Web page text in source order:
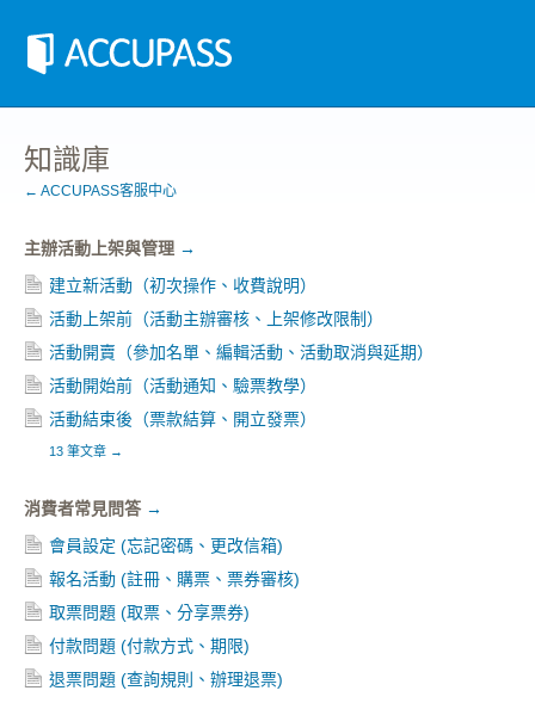
知識庫
← ACCUPASS客服中心
主辦活動上架與管理 →
建立新活動（初次操作、收費說明）
活動上架前（活動主辦審核、上架修改限制）
活動開賣（參加名單、編輯活動、活動取消與延期）
活動開始前（活動通知、驗票教學）
活動結束後（票款結算、開立發票）
13 筆文章 →
消費者常見問答 →
會員設定 (忘記密碼、更改信箱)
報名活動 (註冊、購票、票券審核)
取票問題 (取票、分享票券)
付款問題 (付款方式、期限)
退票問題 (查詢規則、辦理退票)